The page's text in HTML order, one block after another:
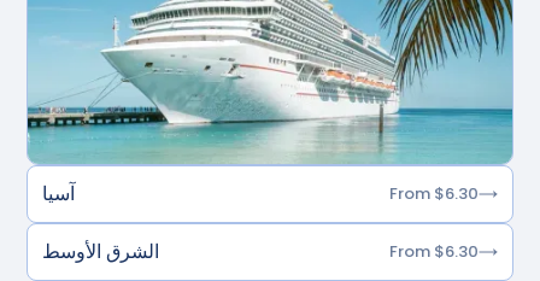
آسيا From $6.30
الشرق الأوسط From $6.30